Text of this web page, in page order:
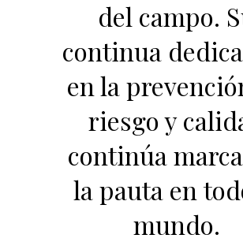
del campo.
continua
en la
riesgo y
continúa
la pauta en
mundo.